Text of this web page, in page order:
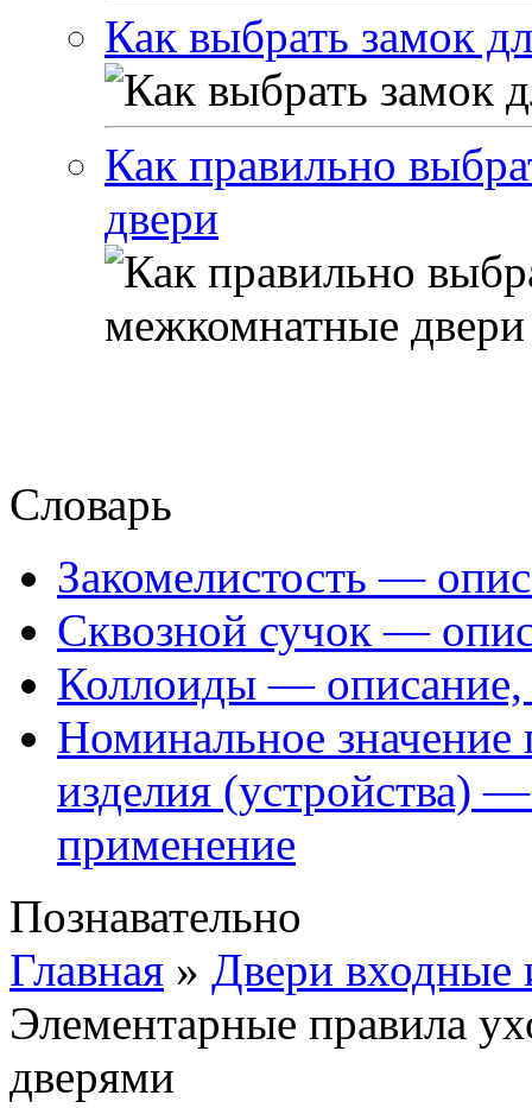
Как выбрать замок
Как правильно
двери
Словарь
Закомелистость —
Сквозной сучок —
Коллоиды — описание,
Номинальное значение
изделия (устройства)
применение
Познавательно
Главная » Двери входные
Элементарные правила
дверями